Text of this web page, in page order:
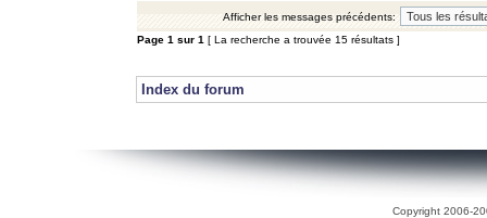
Afficher les messages précédents:
Page 1 sur 1 [ La recherche a trouvée 15 résultats ]
Index du forum
Copyright 2006-